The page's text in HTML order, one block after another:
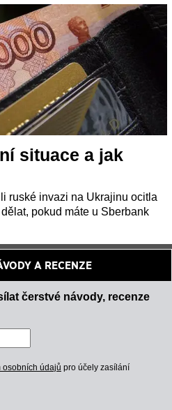
situace a jak
ruské invazi na Ukrajinu ocitla
pokud máte u Sberbank
A RECENZE
čerstvé návody, recenze
osobních údajů pro účely zasílání